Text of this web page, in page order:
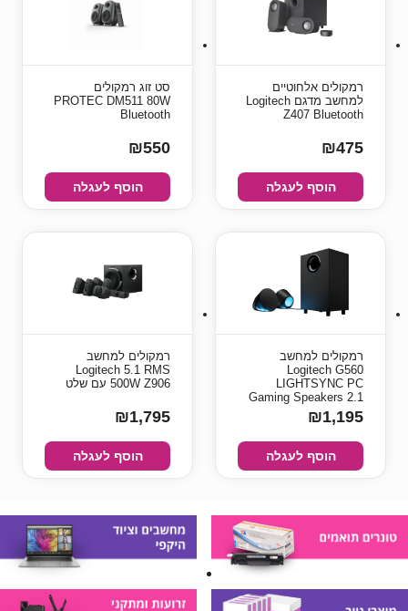
רמקולים אלחוטיים
למחשב מדגם Logitech
Z407 Bluetooth
₪475
הוסף לעגלה
סט זוג רמקולים
PROTEC DM511 80W
Bluetooth
₪550
הוסף לעגלה
רמקולים למחשב
Logitech G560
LIGHTSYNC PC
Gaming Speakers 2.1
₪1,195
הוסף לעגלה
רמקולים למחשב
Logitech 5.1 RMS
500W Z906 עם שלט
₪1,795
הוסף לעגלה